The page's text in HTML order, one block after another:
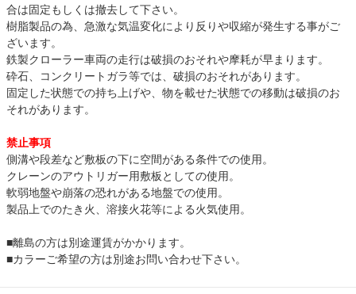
合は固定もしくは撤去して下さい。
樹脂製品の為、急激な気温変化により反りや収縮が発生する事がご
ざいます。
鉄製クローラー車両の走行は破損のおそれや摩耗が早まります。
砕石、コンクリートガラ等では、破損のおそれがあります。
固定した状態での持ち上げや、物を載せた状態での移動は破損のお
それがあります。
禁止事項
側溝や段差など敷板の下に空間がある条件での使用。
クレーンのアウトリガー用敷板としての使用。
軟弱地盤や崩落の恐れがある地盤での使用。
製品上でのたき火、溶接火花等による火気使用。
■離島の方は別途運賃がかかります。
■カラーご希望の方は別途お問い合わせ下さい。